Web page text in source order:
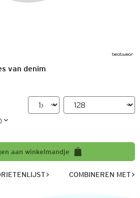
van denim
aan winkelmandje
COMBINEREN MET